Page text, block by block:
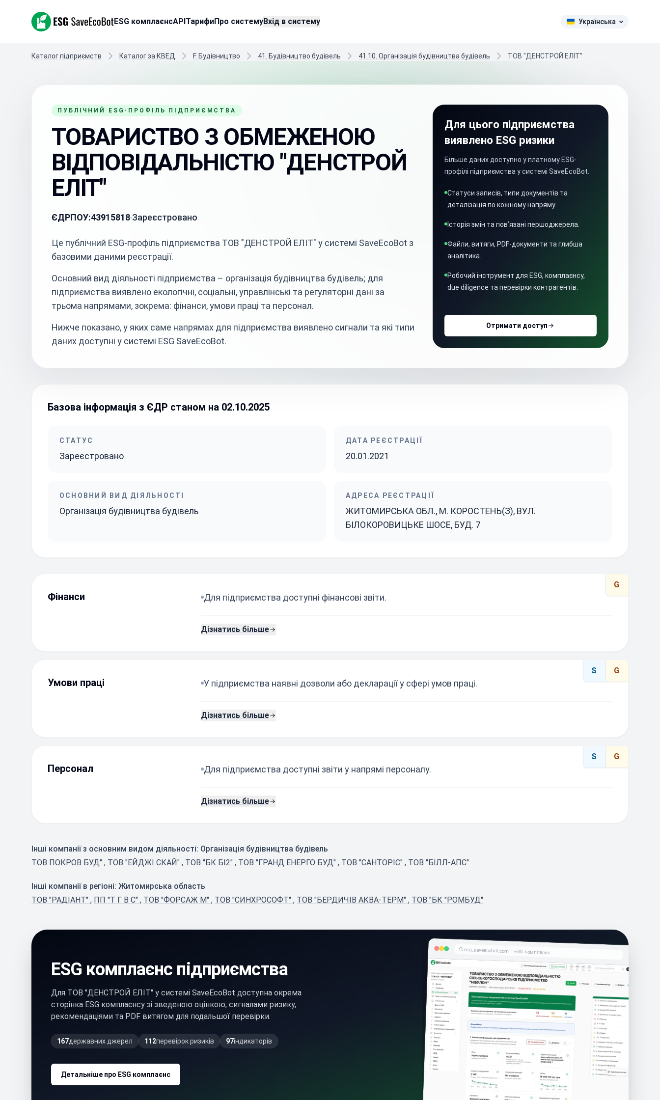
ESG SaveEcoBot ESG комплаєнсAPIТарифиПро системуВхід в систему Українська
Каталог підприємств Каталог за КВЕД F. Будівництво 41. Будівництво будівель 41.10. Організація будівництва будівель ТОВ "ДЕНСТРОЙ ЕЛІТ"
ПУБЛІЧНИЙ ESG-ПРОФІЛЬ ПІДПРИЄМСТВА
ТОВАРИСТВО З ОБМЕЖЕНОЮ
ВІДПОВІДАЛЬНІСТЮ "ДЕНСТРОЙ
ЕЛІТ"
ЄДРПОУ:43915818 Зареєстровано
Це публічний ESG-профіль підприємства ТОВ "ДЕНСТРОЙ ЕЛІТ" у системі SaveEcoBot з
базовими даними реєстрації.
Основний вид діяльності підприємства – організація будівництва будівель; для
підприємства виявлено екологічні, соціальні, управлінські та регуляторні дані за
трьома напрямами, зокрема: фінанси, умови праці та персонал.
Нижче показано, у яких саме напрямах для підприємства виявлено сигнали та які типи
даних доступні у системі ESG SaveEcoBot.
Для цього підприємства
виявлено ESG ризики
Більше даних доступно у платному ESG-
профілі підприємства у системі SaveEcoBot.
Статуси записів, типи документів та
деталізація по кожному напряму.
Історія змін та пов’язані першоджерела.
Файли, витяги, PDF-документи та глибша
аналітика.
Робочий інструмент для ESG, комплаєнсу,
due diligence та перевірки контрагентів.
Отримати доступ
Базова інформація з ЄДР станом на 02.10.2025
СТАТУС
Зареєстровано
ДАТА РЕЄСТРАЦІЇ
20.01.2021
ОСНОВНИЙ ВИД ДІЯЛЬНОСТІ
Організація будівництва будівель
АДРЕСА РЕЄСТРАЦІЇ
ЖИТОМИРСЬКА ОБЛ., М. КОРОСТЕНЬ(З), ВУЛ.
БІЛОКОРОВИЦЬКЕ ШОСЕ, БУД. 7
G
Фінанси Для підприємства доступні фінансові звіти.
Дізнатись більше
S G
Умови праці У підприємства наявні дозволи або декларації у сфері умов праці.
Дізнатись більше
S G
Персонал Для підприємства доступні звіти у напрямі персоналу.
Дізнатись більше
Інші компанії з основним видом діяльності: Організація будівництва будівель
ТОВ ПОКРОВ БУД" , ТОВ "ЕЙДЖІ СКАЙ" , ТОВ "БК БІ2" , ТОВ "ГРАНД ЕНЕРГО БУД" , ТОВ "САНТОРІС" , ТОВ "БІЛЛ-АПС"
Інші компанії в регіоні: Житомирська область
ТОВ "РАДІАНТ" , ПП "Т Г В С" , ТОВ "ФОРСАЖ М" , ТОВ "СИНХРОСОФТ" , ТОВ "БЕРДИЧІВ АКВА-ТЕРМ" , ТОВ "БК "РОМБУД"
ESG комплаєнс підприємства
Для ТОВ "ДЕНСТРОЙ ЕЛІТ" у системі SaveEcoBot доступна окрема
сторінка ESG комплаєнсу зі зведеною оцінкою, сигналами ризику,
рекомендаціями та PDF витягом для подальшої перевірки.
167державних джерел 112перевірок ризиків 97індикаторів
Детальніше про ESG комплаєнс
esg.saveecobot.com – ESG комплаєнс